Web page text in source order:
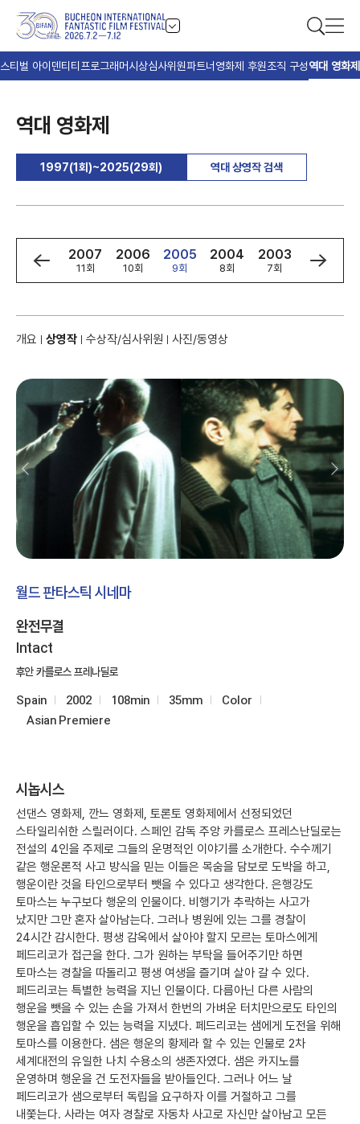
티벌 아이덴티티 프로그래머시상심사위원파트너 영화제 후원조직 구성역대 영화제
역대 영화제
1997(1회)~2025(29회) 역대 상영작 검색
2008
12회
2007
11회
2006
10회
2005
9회
2004
8회
2003
7회
2002
6회
개요 상영작 수상작/심사위원 사진/동영상
월드 판타스틱 시네마
완전무결
Intact
후안 카를로스 프레나딜로
Spain 2002 108min 35mm
Color
Asian Premiere
시놉시스
선댄스 영화제, 깐느 영화제, 토론토 영화제에서 선정되었던
스타일리쉬한 스릴러이다. 스페인 감독 주앙 카를로스 프레스난딜로는
전설의 4인을 주제로 그들의 운명적인 이야기를 소개한다. 수수께기
같은 행운론적 사고 방식을 믿는 이들은 목숨을 담보로 도박을 하고,
행운이란 것을 타인으로부터 뺏을 수 있다고 생각한다. 은행강도
토마스는 누구보다 행운의 인물이다. 비행기가 추락하는 사고가
났지만 그만 혼자 살아남는다. 그러나 병원에 있는 그를 경찰이
24시간 감시한다. 평생 감옥에서 살아야 할지 모르는 토마스에게
페드리코가 접근을 한다. 그가 원하는 부탁을 들어주기만 하면
토마스는 경찰을 따돌리고 평생 여생을 즐기며 살아 갈 수 있다.
페드리코는 특별한 능력을 지닌 인물이다. 다름아닌 다른 사람의
행운을 뺏을 수 있는 손을 가져서 한번의 가벼운 터치만으로도 타인의
행운을 흡입할 수 있는 능력을 지녔다. 페드리코는 샘에게 도전을 위해
토마스를 이용한다. 샘은 행운의 황제라 할 수 있는 인물로 2차
세계대전의 유일한 나치 수용소의 생존자였다. 샘은 카지노를
운영하며 행운을 건 도전자들을 받아들인다. 그러나 어느 날
페드리코가 샘으로부터 독립을 요구하자 이를 거절하고 그를
내쫓는다. 사라는 여자 경찰로 자동차 사고로 자신만 살아남고 모든